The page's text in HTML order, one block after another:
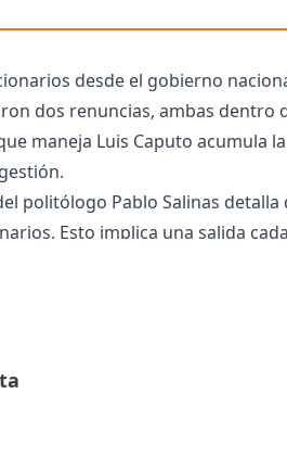
desde el gobierno
dos renuncias, ambas dentro
maneja Luis Caputo acumula
politólogo Pablo Salinas detalla
Esto implica una salida
el propio Caputo informó
Lamboglia presentó su renuncia
y la Electricidad (ENRGE), el